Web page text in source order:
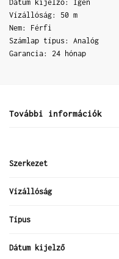
Dátum kijelző: Igen
Vízállóság: 50 m
Nem: Férfi
Számlap típus: Analóg
Garancia: 24 hónap
További információk
Szerkezet
Vízállóság
Típus
Dátum kijelző